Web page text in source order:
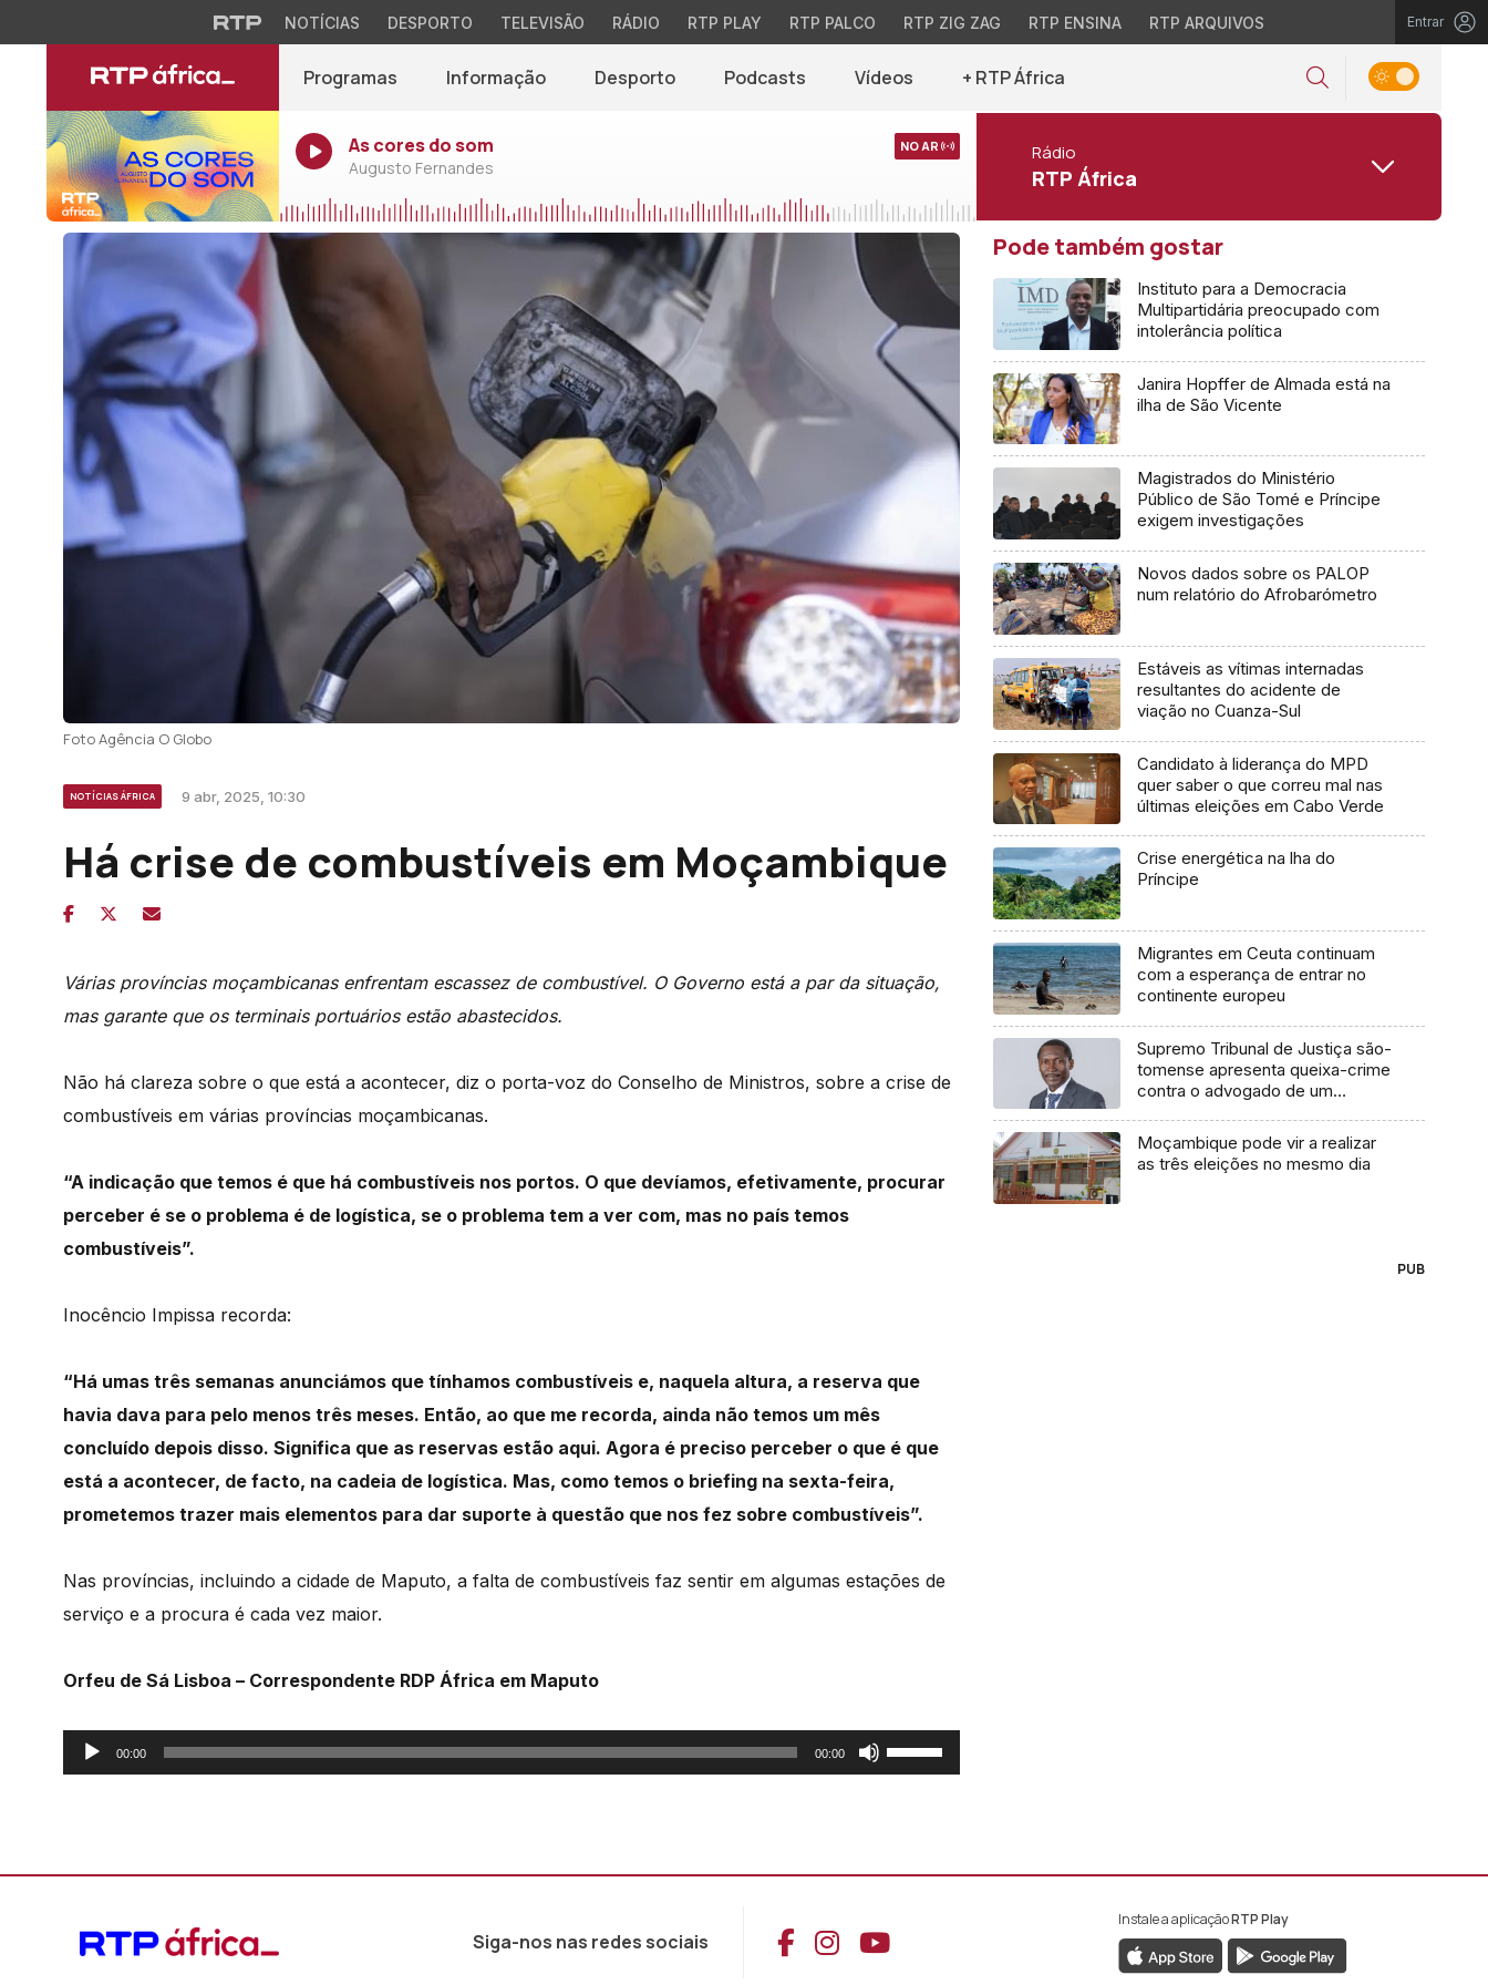
NOTÍCIAS DESPORTO TELEVISÃO RÁDIO RTP PLAY RTP PALCO RTP ZIG ZAG RTP ENSINA RTP ARQUIVOS Entrar
Programas Informação Desporto Podcasts Vídeos + RTP África
As cores do som
Augusto Fernandes
NO AR Rádio
RTP África
Foto Agência O Globo
NOTÍCIAS ÁFRICA 9 abr, 2025, 10:30
Há crise de combustíveis em Moçambique
Várias províncias moçambicanas enfrentam escassez de combustível. O Governo está a par da situação,
mas garante que os terminais portuários estão abastecidos.
Não há clareza sobre o que está a acontecer, diz o porta-voz do Conselho de Ministros, sobre a crise de
combustíveis em várias províncias moçambicanas.
“A indicação que temos é que há combustíveis nos portos. O que devíamos, efetivamente, procurar
perceber é se o problema é de logística, se o problema tem a ver com, mas no país temos
combustíveis”.
Inocêncio Impissa recorda:
“Há umas três semanas anunciámos que tínhamos combustíveis e, naquela altura, a reserva que
havia dava para pelo menos três meses. Então, ao que me recorda, ainda não temos um mês
concluído depois disso. Significa que as reservas estão aqui. Agora é preciso perceber o que é que
está a acontecer, de facto, na cadeia de logística. Mas, como temos o briefing na sexta-feira,
prometemos trazer mais elementos para dar suporte à questão que nos fez sobre combustíveis”.
Nas províncias, incluindo a cidade de Maputo, a falta de combustíveis faz sentir em algumas estações de
serviço e a procura é cada vez maior.
Orfeu de Sá Lisboa – Correspondente RDP África em Maputo
Reprodutor
de
00:00 00:00
Use
as
para
ou
Pode também gostar
Instituto para a Democracia
Multipartidária preocupado com
intolerância política
Janira Hopffer de Almada está na
ilha de São Vicente
Magistrados do Ministério
Público de São Tomé e Príncipe
exigem investigações
Novos dados sobre os PALOP
num relatório do Afrobarómetro
Estáveis as vítimas internadas
resultantes do acidente de
viação no Cuanza-Sul
Candidato à liderança do MPD
quer saber o que correu mal nas
últimas eleições em Cabo Verde
Crise energética na lha do
Príncipe
Migrantes em Ceuta continuam
com a esperança de entrar no
continente europeu
Supremo Tribunal de Justiça são-
tomense apresenta queixa-crime
contra o advogado de um
Moçambique pode vir a realizar
as três eleições no mesmo dia
PUB
Siga-nos nas redes sociais Aceder ao Facebook da RTP África
Aceder ao Instagram da RTP África
Aceder ao YouTube da RTP África
Instale a aplicaçãoRTP Play